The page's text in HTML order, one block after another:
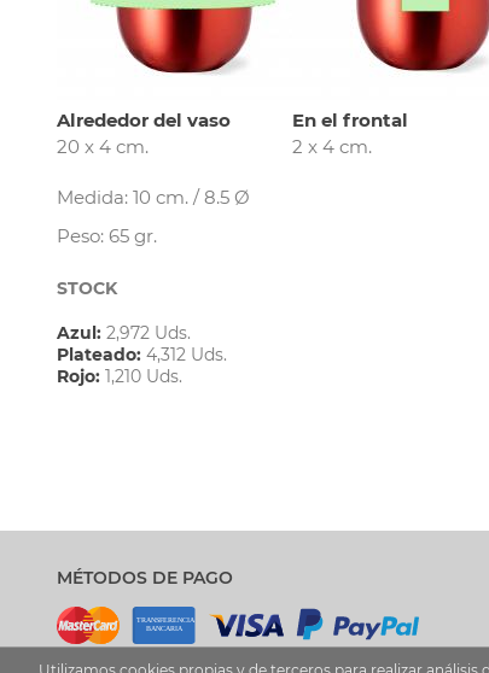
Alrededor del vaso
20 x 4 cm.
En el frontal
2 x 4 cm.
Medida: 10 cm. / 8.5 Ø
Peso: 65 gr.
STOCK
Azul: 2,972 Uds.
Plateado: 4,312 Uds.
Rojo: 1,210 Uds.
MÉTODOS DE PAGO